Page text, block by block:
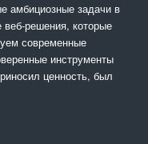
задачи в
решения, которые
современные
инструменты
ценность, был